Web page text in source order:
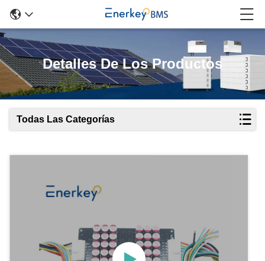
Detalles De Los Productos
Todas Las Categorías